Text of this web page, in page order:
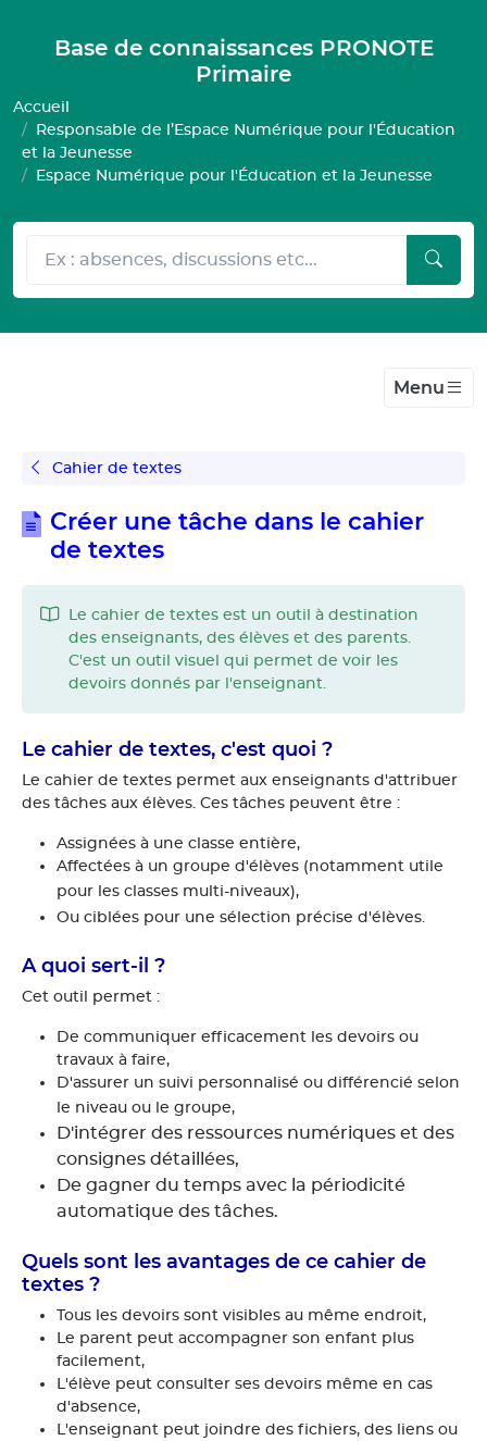
Base de connaissances PRONOTE
Primaire
Accueil
Responsable de l’Espace Numérique pour l'Éducation
et la Jeunesse
Espace Numérique pour l'Éducation et la Jeunesse
Menu
Cahier de textes
Créer une tâche dans le cahier
de textes
Le cahier de textes est un outil à destination
des enseignants, des élèves et des parents.
C'est un outil visuel qui permet de voir les
devoirs donnés par l'enseignant.
Le cahier de textes, c'est quoi ?
Le cahier de textes permet aux enseignants d'attribuer
des tâches aux élèves. Ces tâches peuvent être :
Assignées à une classe entière,
Affectées à un groupe d'élèves (notamment utile
pour les classes multi-niveaux),
Ou ciblées pour une sélection précise d'élèves.
A quoi sert-il ?
Cet outil permet :
De communiquer efficacement les devoirs ou
travaux à faire,
D'assurer un suivi personnalisé ou différencié selon
le niveau ou le groupe,
D'intégrer des ressources numériques et des
consignes détaillées,
De gagner du temps avec la périodicité
automatique des tâches.
Quels sont les avantages de ce cahier de
textes ?
Tous les devoirs sont visibles au même endroit,
Le parent peut accompagner son enfant plus
facilement,
L'élève peut consulter ses devoirs même en cas
d'absence,
L'enseignant peut joindre des fichiers, des liens ou